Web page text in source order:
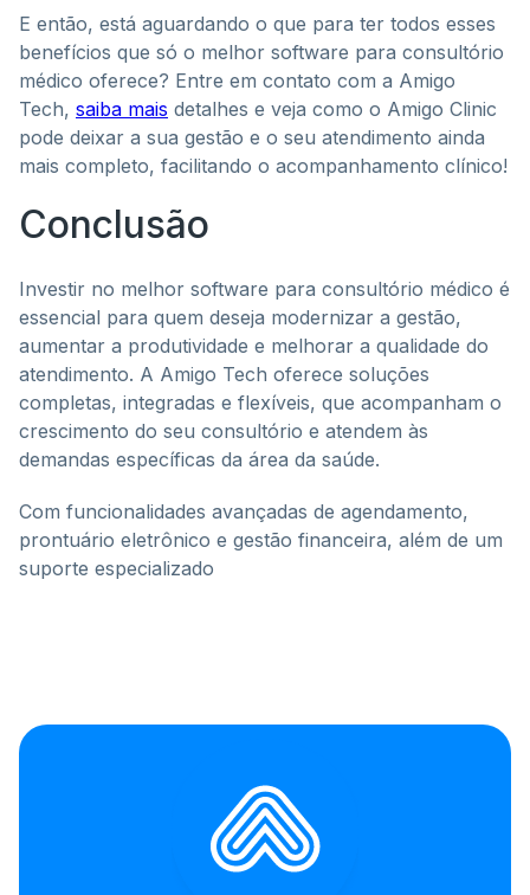
E então, está aguardando o que para ter todos esses
benefícios que só o melhor software para consultório
médico oferece? Entre em contato com a Amigo
Tech, saiba mais detalhes e veja como o Amigo Clinic
pode deixar a sua gestão e o seu atendimento ainda
mais completo, facilitando o acompanhamento clínico!
Conclusão
Investir no melhor software para consultório médico é
essencial para quem deseja modernizar a gestão,
aumentar a produtividade e melhorar a qualidade do
atendimento. A Amigo Tech oferece soluções
completas, integradas e flexíveis, que acompanham o
crescimento do seu consultório e atendem às
demandas específicas da área da saúde.
Com funcionalidades avançadas de agendamento,
prontuário eletrônico e gestão financeira, além de um
suporte especializado